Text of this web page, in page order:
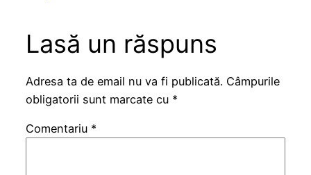
Lasă un răspuns
Adresa ta de email nu va fi publicată. Câmpurile
obligatorii sunt marcate cu *
Comentariu *